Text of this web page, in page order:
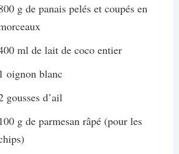
g de panais pelés et coupés en
ml de lait de coco entier
1 oignon blanc
gousses d’ail
100 g de parmesan râpé (pour les